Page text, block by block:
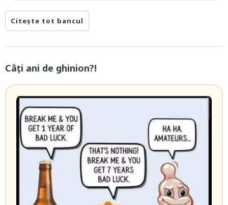
Citește tot bancul
Câți ani de ghinion?!